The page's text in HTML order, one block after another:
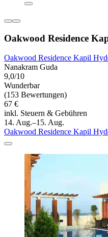
Oakwood Residence
Oakwood Residence Kapil
Nanakram Guda
9,0/10
Wunderbar
(153 Bewertungen)
67 €
inkl. Steuern & Gebühren
14. Aug.–15. Aug.
Oakwood Residence Kapil